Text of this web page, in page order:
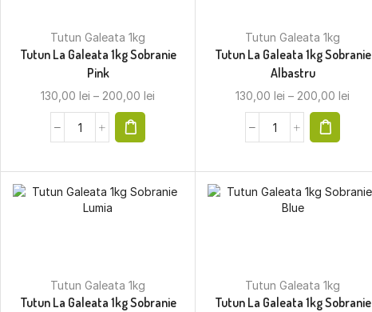
Tutun Galeata 1kg
Tutun La Galeata 1kg Sobranie
Pink
130,00lei – 200,00lei
Tutun Galeata 1kg
Tutun La Galeata 1kg Sobranie
Albastru
130,00lei – 200,00lei
Tutun Galeata 1kg
Tutun La Galeata 1kg Sobranie
Tutun Galeata 1kg
Tutun La Galeata 1kg Sobranie